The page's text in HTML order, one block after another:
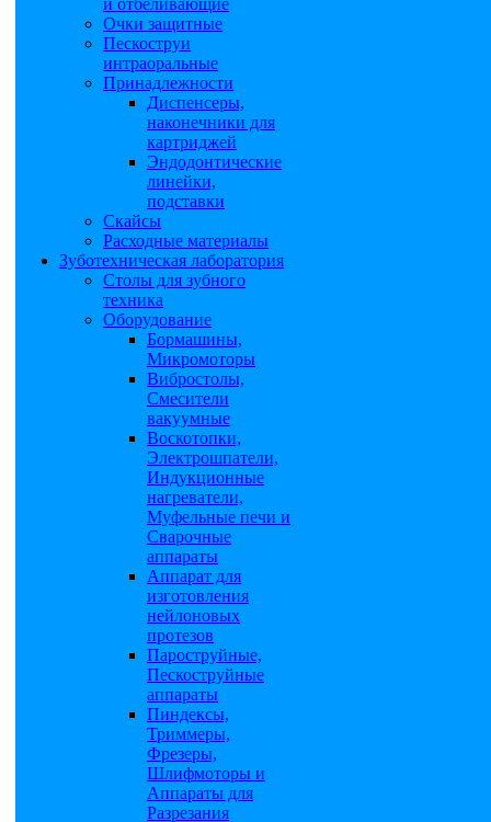
и отбеливающие
Очки защитные
Пескоструи
интраоральные
Принадлежности
Диспенсеры,
наконечники для
картриджей
Эндодонтические
линейки,
подставки
Скайсы
Расходные материалы
Зуботехническая лаборатория
Столы для зубного
техника
Оборудование
Бормашины,
Микромоторы
Вибростолы,
Смесители
вакуумные
Воскотопки,
Электрошпатели,
Индукционные
нагреватели,
Муфельные печи и
Сварочные
аппараты
Аппарат для
изготовления
нейлоновых
протезов
Пароструйные,
Пескоструйные
аппараты
Пиндексы,
Триммеры,
Фрезеры,
Шлифмоторы и
Аппараты для
Разрезания